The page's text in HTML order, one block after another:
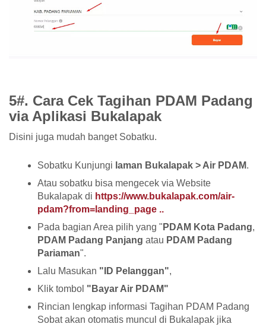
5#. Cara Cek Tagihan PDAM Padang
via Aplikasi Bukalapak
Disini juga mudah banget Sobatku.
Sobatku Kunjungi laman Bukalapak > Air PDAM.
Atau sobatku bisa mengecek via Website
Bukalapak di https://www.bukalapak.com/air-
pdam?from=landing_page ..
Pada bagian Area pilih yang " PDAM Kota Padang,
PDAM Padang Panjang atau PDAM Padang
Pariaman".
Lalu Masukan "ID Pelanggan",
Klik tombol "Bayar Air PDAM"
Rincian lengkap informasi Tagihan PDAM Padang
Sobat akan otomatis muncul di Bukalapak jika